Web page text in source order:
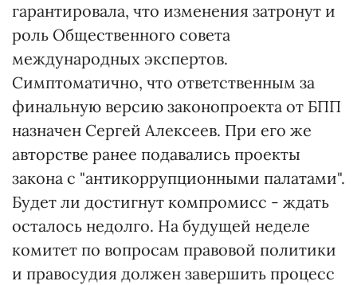
гарантировала, что изменения затронут и
роль Общественного совета
международных экспертов.
Симптоматично, что ответственным за
финальную версию законопроекта от БПП
назначен Сергей Алексеев. При его же
авторстве ранее подавались проекты
закона с "антикоррупционными палатами".
Будет ли достигнут компромисс - ждать
осталось недолго. На будущей неделе
комитет по вопросам правовой политики
и правосудия должен завершить процесс